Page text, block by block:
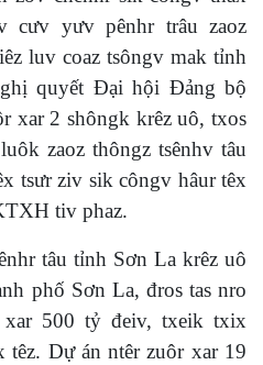
cưv yưv pênhr trâu zaoz
luv coaz tsôngv mak tỉnh
quyết Đại hội Đảng bộ
xar 2 shôngk krêz uô, txos
zaoz thôngz tsênhv tâu
tsưr ziv sik côngv hâur têx
tiv phaz.
tâu tỉnh Sơn La krêz uô
phố Sơn La, đros tas nro
500 tỷ đeiv, txeik txix
têz. Dự án ntêr zuôr xar 19